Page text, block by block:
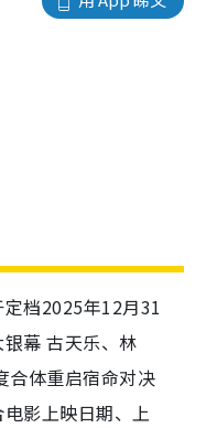
档2025年12月31
幕 古天乐、林
合体重启宿命对决
影上映日期、上